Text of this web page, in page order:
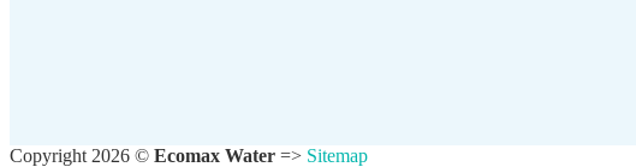
Copyright 2026 © Ecomax Water => Sitemap